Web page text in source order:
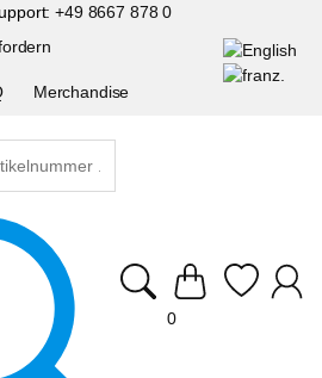
+49 8667 878 0
Merchandise
0